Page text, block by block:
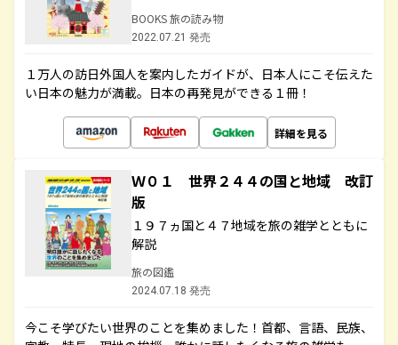
BOOKS 旅の読み物
2022.07.21 発売
１万人の訪日外国人を案内したガイドが、日本人にこそ伝えた
い日本の魅力が満載。日本の再発見ができる１冊！
詳細を見る
Ｗ０１ 世界２４４の国と地域 改訂
版
１９７ヵ国と４７地域を旅の雑学とともに
解説
旅の図鑑
2024.07.18 発売
今こそ学びたい世界のことを集めました！首都、言語、民族、